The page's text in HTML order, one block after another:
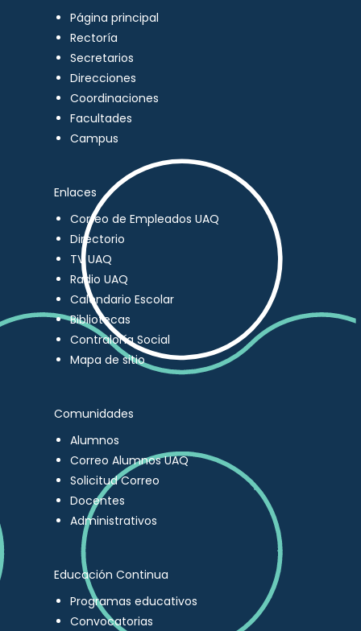
Página principal
Rectoría
Secretarios
Direcciones
Coordinaciones
Facultades
Campus
Enlaces
Correo de Empleados UAQ
Directorio
TV UAQ
Radio UAQ
Calendario Escolar
Bibliotecas
Contraloría Social
Mapa de sitio
Comunidades
Alumnos
Correo Alumnos UAQ
Solicitud Correo
Docentes
Administrativos
Educación Continua
Programas educativos
Convocatorias